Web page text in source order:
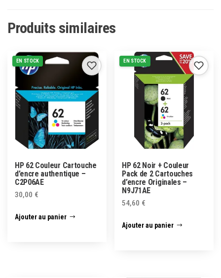
Produits similaires
EN STOCK
HP 62 Couleur Cartouche
d’encre authentique –
C2P06AE
30,00 €
Ajouter au panier
EN STOCK
HP 62 Noir + Couleur
Pack de 2 Cartouches
d’encre Originales –
N9J71AE
54,60 €
Ajouter au panier